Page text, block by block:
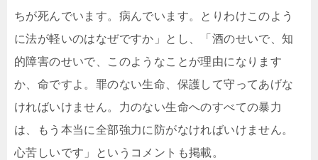
ちが死んでいます。病んでいます。とりわけこのよう
に法が軽いのはなぜですか」とし、「酒のせいで、知
的障害のせいで、このようなことが理由になります
か、命ですよ。罪のない生命、保護して守ってあげな
ければいけません。力のない生命へのすべての暴力
は、もう本当に全部強力に防がなければいけません。
心苦しいです」というコメントも掲載。